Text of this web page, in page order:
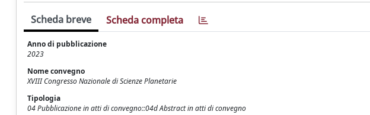
Scheda breve Scheda completa
Anno di pubblicazione
2023
Nome convegno
XVIII Congresso Nazionale di Scienze Planetarie
Tipologia
04 Pubblicazione in atti di convegno::04d Abstract in atti di convegno